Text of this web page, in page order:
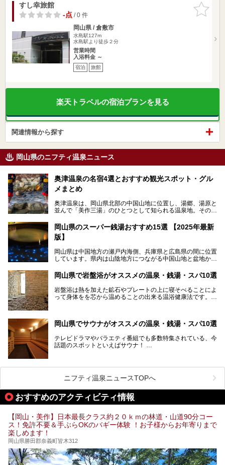
お気に入
りに追加
すし幸旅館
-点/ 0 件
岡山県 / 倉敷市
水島駅127m
水島駅より徒歩２分
営業時間
入浴料金 ～
宿泊 旅館
楽天トラベルの宿泊プランを見る
関連情報から探す
岡山県のニフティ温泉ニュース
奥津温泉の名宿4選とおすすめ観光スポット・グル
メまとめ
奥津温泉は、岡山県北部の中国山地に位置し、湯郷、湯原と
並んで「美作三湯」のひとつとして知られる温泉地。その泉
す。
この記事では、奥津温泉で宿泊におすすめの宿、観光スポッ
を存分に味わい、癒しの旅を楽しんでくださいね。
岡山県のスーパー銭湯おすすめ15選 【2025年最新
版】
岡山県は中国地方の瀬戸内海側、兵庫県と広島県の間に位置
しています。県内は山陰地方につながる中国山地と盆地から
海に多数の島々が浮かぶ瀬戸内海に面した南部に分けられま
す。年間を通じて降水量が少ない「晴れの国」で、モモやブ
ドウなど果物の栽培が盛んなうえ、その品質の高さは全国的
にも有名です。
ます。ここでは、岡山県で評判のスーパー銭湯をご紹介しま
しょう。
岡山県で岩盤浴がオススメの温泉・銭湯・スパ10選
岩盤浴は熱を加えた鉱石やプレートの上に寝そべることによ
って身体をを芯から温めることの出来る温浴健康法です。じ
ススメ温泉・銭湯・スパ10ヶ所を紹介させていただきま
岡山県でサウナがオススメの温泉・銭湯・スパ10選
テレビドラマやバラエティ番組でも多数特集されている、今
話題のスポットといえばサウナ！
今回は、岡山県でサウナがおすすめの温泉や銭湯、スパを厳
選してご紹介！
血流が良くなるだけでなく美容効果やリラックス効果も期待
ニフティ温泉ニュースTOPへ
おすすめのアクティビティ情報
【岡山・美作】日本最長クラス約２０ｋｍの林道・山道90分コー
ス！免許不要＆手ぶらOKのバギー体験 ！お子様からお年寄りまで
楽しめます！
岡山県勝田郡奈義町皆木312